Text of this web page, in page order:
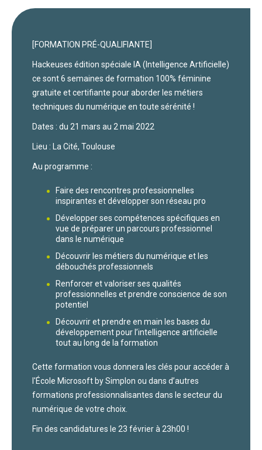
[FORMATION PRÉ-QUALIFIANTE]
Hackeuses édition spéciale IA (Intelligence Artificielle)
ce sont 6 semaines de formation 100% féminine
gratuite et certifiante pour aborder les métiers
techniques du numérique en toute sérénité !
Dates : du 21 mars au 2 mai 2022
Lieu : La Cité, Toulouse
Au programme :
Faire des rencontres professionnelles
inspirantes et développer son réseau pro
Développer ses compétences spécifiques en
vue de préparer un parcours professionnel
dans le numérique
Découvrir les métiers du numérique et les
débouchés professionnels
Renforcer et valoriser ses qualités
professionnelles et prendre conscience de son
potentiel
Découvrir et prendre en main les bases du
développement pour l’intelligence artificielle
tout au long de la formation
Cette formation vous donnera les clés pour accéder à
l'École Microsoft by Simplon ou dans d’autres
formations professionnalisantes dans le secteur du
numérique de votre choix.
Fin des candidatures le 23 février à 23h00 !